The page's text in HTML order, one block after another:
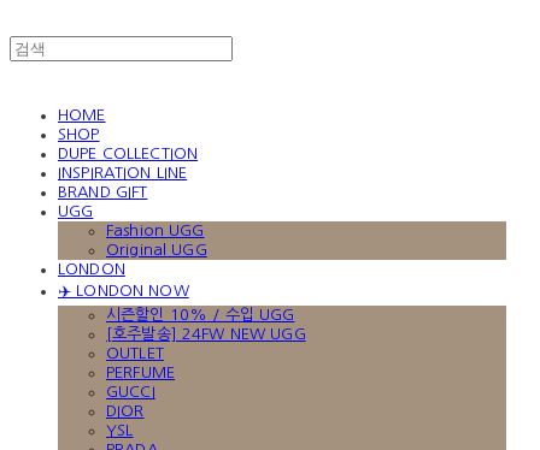
HOME
SHOP
DUPE COLLECTION
INSPIRATION LINE
BRAND GIFT
UGG
Fashion UGG
Original UGG
LONDON
✈️ LONDON NOW
시즌할인 10% / 수입 UGG
[호주발송] 24FW NEW UGG
OUTLET
PERFUME
GUCCI
DIOR
YSL